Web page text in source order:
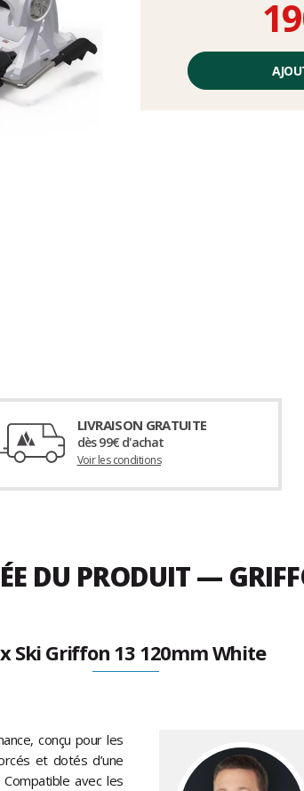
LIVRAISON GRATUITE
dès 99€ d'achat
Voir les conditions
DU PRODUIT —
Ski Griffon 13 120mm White
conçu pour les
et dotés d’une
avec les